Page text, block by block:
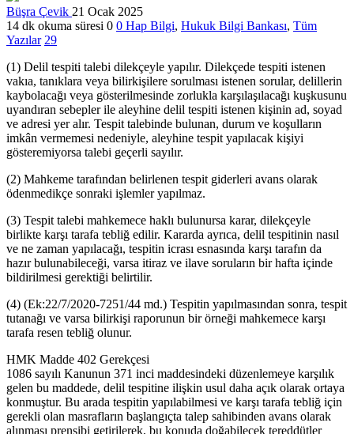
Büşra Çevik 21 Ocak 2025
14 dk okuma süresi 0 0 Hap Bilgi, Hukuk Bilgi Bankası, Tüm
Yazılar 29
(1) Delil tespiti talebi dilekçeyle yapılır. Dilekçede tespiti istenen
vakıa, tanıklara veya bilirkişilere sorulması istenen sorular, delillerin
kaybolacağı veya gösterilmesinde zorlukla karşılaşılacağı kuşkusunu
uyandıran sebepler ile aleyhine delil tespiti istenen kişinin ad, soyad
ve adresi yer alır. Tespit talebinde bulunan, durum ve koşulların
imkân vermemesi nedeniyle, aleyhine tespit yapılacak kişiyi
gösteremiyorsa talebi geçerli sayılır.
(2) Mahkeme tarafından belirlenen tespit giderleri avans olarak
ödenmedikçe sonraki işlemler yapılmaz.
(3) Tespit talebi mahkemece haklı bulunursa karar, dilekçeyle
birlikte karşı tarafa tebliğ edilir. Kararda ayrıca, delil tespitinin nasıl
ve ne zaman yapılacağı, tespitin icrası esnasında karşı tarafın da
hazır bulunabileceği, varsa itiraz ve ilave soruların bir hafta içinde
bildirilmesi gerektiği belirtilir.
(4) (Ek:22/7/2020-7251/44 md.) Tespitin yapılmasından sonra, tespit
tutanağı ve varsa bilirkişi raporunun bir örneği mahkemece karşı
tarafa resen tebliğ olunur.
HMK Madde 402 Gerekçesi
1086 sayılı Kanunun 371 inci maddesindeki düzenlemeye karşılık
gelen bu maddede, delil tespitine ilişkin usul daha açık olarak ortaya
konmuştur. Bu arada tespitin yapılabilmesi ve karşı tarafa tebliğ için
gerekli olan masrafların başlangıçta talep sahibinden avans olarak
alınması prensibi getirilerek, bu konuda doğabilecek tereddütler